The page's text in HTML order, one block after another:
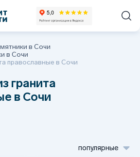
в Сочи
в Сочи
православные в Сочи
гранита
в Сочи
популярные